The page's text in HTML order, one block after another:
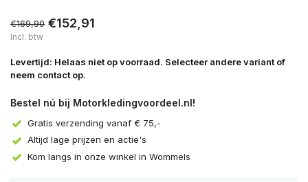
€169,90 €152,91
Incl. btw
Levertijd: Helaas niet op voorraad. Selecteer andere variant of
neem contact op.
Bestel nú bij Motorkledingvoordeel.nl!
Gratis verzending vanaf € 75,-
Altijd lage prijzen en actie's
Kom langs in onze winkel in Wommels